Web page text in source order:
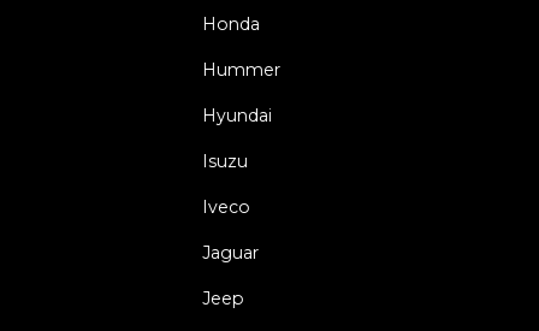
Honda
Hummer
Hyundai
Isuzu
Iveco
Jaguar
Jeep